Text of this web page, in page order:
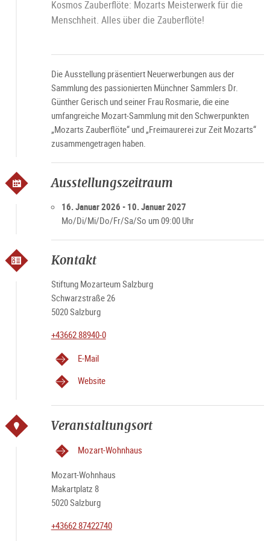
Kosmos Zauberflöte: Mozarts Meisterwerk für die
Menschheit. Alles über die Zauberflöte!
Die Ausstellung präsentiert Neuerwerbungen aus der
Sammlung des passionierten Münchner Sammlers Dr.
Günther Gerisch und seiner Frau Rosmarie, die eine
umfangreiche Mozart-Sammlung mit den Schwerpunkten
„Mozarts Zauberflöte“ und „Freimaurerei zur Zeit Mozarts“
zusammengetragen haben.
Ausstellungszeitraum
16. Januar 2026 - 10. Januar 2027
Mo/Di/Mi/Do/Fr/Sa/So um 09:00 Uhr
Kontakt
Stiftung Mozarteum Salzburg
Schwarzstraße 26
5020 Salzburg
+43662 88940-0
E-Mail
Website
Veranstaltungsort
Mozart-Wohnhaus
Mozart-Wohnhaus
Makartplatz 8
5020 Salzburg
+43662 87422740